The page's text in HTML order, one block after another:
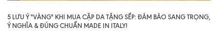
5 LƯU Ý "VÀNG" KHI MUA CẶP DA TẶNG SẾP: ĐẢM BẢO SANG TRỌNG,
Ý NGHĨA & ĐÚNG CHUẨN MADE IN ITALY!